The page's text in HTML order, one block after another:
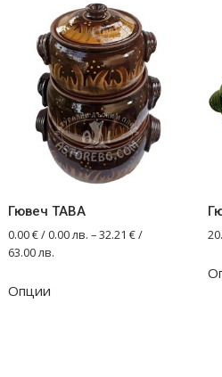
Гювеч ТАВА
0.00€/ 0.00 лв.–32.21€/
63.00 лв.
Опции